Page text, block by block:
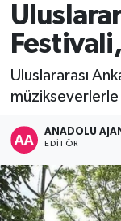
Uluslararası
ANADOLU
EDITÖR